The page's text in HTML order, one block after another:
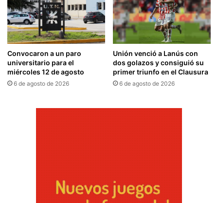
Convocaron a un paro
universitario para el
miércoles 12 de agosto
6 de agosto de 2026
Unión venció a Lanús con
dos golazos y consiguió su
primer triunfo en el Clausura
6 de agosto de 2026